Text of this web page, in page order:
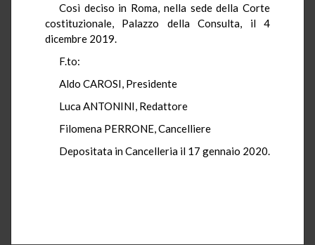
Così deciso in Roma, nella sede della Corte
costituzionale, Palazzo della Consulta, il 4
dicembre 2019.
F.to:
Aldo CAROSI, Presidente
Luca ANTONINI, Redattore
Filomena PERRONE, Cancelliere
Depositata in Cancelleria il 17 gennaio 2020.